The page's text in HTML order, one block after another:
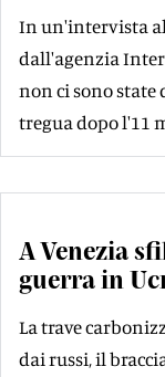
In un'intervista
dall'agenzia
non ci sono state
tregua dopo l'11
A Venezia
guerra in
La trave
dai russi, il